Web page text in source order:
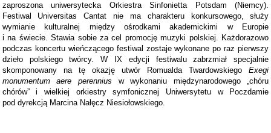
zaproszona uniwersytecka Orkiestra Sinfonietta Potsdam (Niemcy).
Festiwal Universitas Cantat nie ma charakteru konkursowego, służy
wymianie kulturalnej między ośrodkami akademickimi w Europie
i na świecie. Stawia sobie za cel promocję muzyki polskiej. Każdorazowo
podczas koncertu wieńczącego festiwal zostaje wykonane po raz pierwszy
dzieło polskiego twórcy. W IX edycji festiwalu zabrzmiał specjalnie
skomponowany na tę okazję utwór Romualda TwardowskiegoExegi
monumentum aere perennius w wykonaniu międzynarodowego „chóru
chórów” i wielkiej orkiestry symfonicznej Uniwersytetu w Poczdamie
pod dyrekcją Marcina Nałęcz Niesiołowskiego.